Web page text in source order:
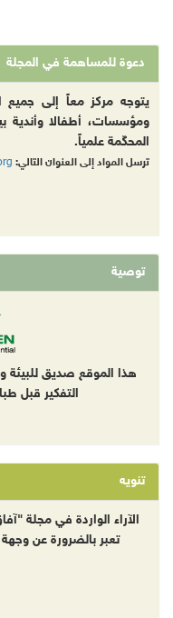
دعوة للمساهمة في المجلة
يتوجه مركز معاً إلى جميع
ومؤسسات، أطفالا وأندية
المحكّمة علمياً.
ترسل المواد إلى العنوان التالي:
توصية
هذا الموقع صديق للبيئة
التفكير قبل
تنويه
الآراء الواردة في مجلة
تعبر بالضرورة عن